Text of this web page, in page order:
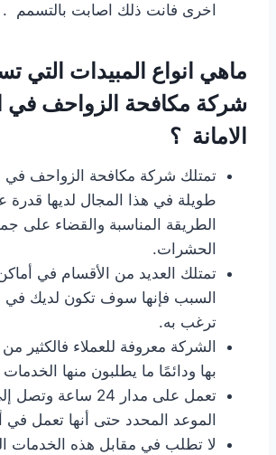
اخرى فانت ذلك اصابت بالتسمم .
ماهي انواع المبيدات التي
شركة مكافحة الزواحف في
الامانة ؟
تمتلك شركة مكافحة الزواحف في
طويلة في هذا المجال لديها قدرة
الطريقة المناسبة والقضاء على
الحشرات.
تمتلك العديد من الأقسام في أماكن
السبب فإنها سوف تكون لديك في
ترغب به.
الشركة معروفة للعملاء فالكثير
بها ودائمًا ما يطلبون منها
تعمل على مدار 24
الموعد المحدد حتى أنها تعمل في
لا تطلب في مقابل هذه الخدمات